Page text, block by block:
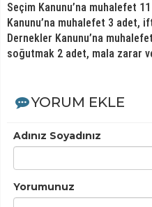
Seçim Kanunu’na muhalefet
Kanunu’na muhalefet 3 adet,
Dernekler Kanunu’na
soğutmak 2 adet, mala zarar
YORUM EKLE
Adınız Soyadınız
Yorumunuz